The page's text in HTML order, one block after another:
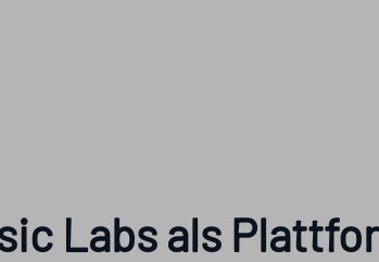
Labs als